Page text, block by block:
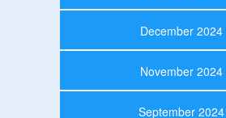
December 2024
November 2024
September 2024